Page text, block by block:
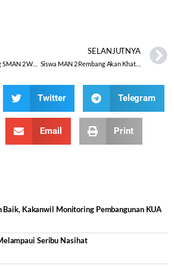
SELANJUTNYA
Siswa MAN 2 Rembang Akan Khatamkan Al-qur’an 100 kali
Twitter Telegram
Email Print
Baik, Kakanwil Monitoring Pembangunan KUA
Seribu Nasihat